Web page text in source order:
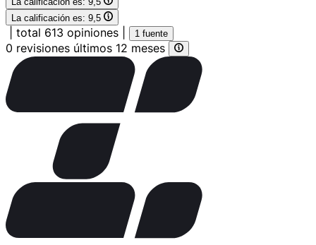
La calificación es: 9,5
total 613 opiniones 1 fuente
0 revisiones últimos 12 meses